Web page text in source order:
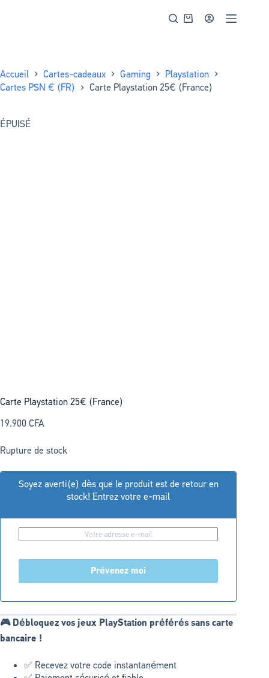
Accueil Cartes-cadeaux Gaming
Playstation
Cartes PSN € (FR)
Carte Playstation 25€ (France)
ÉPUISÉ
Carte Playstation 25€ (France)
19.900 CFA
Rupture de stock
Soyez averti(e) dès que le produit est de retour en
stock! Entrez votre e-mail
Prévenez moi
🎮 Débloquez vos jeux PlayStation préférés sans carte
bancaire !
✅ Recevez votre code instantanément